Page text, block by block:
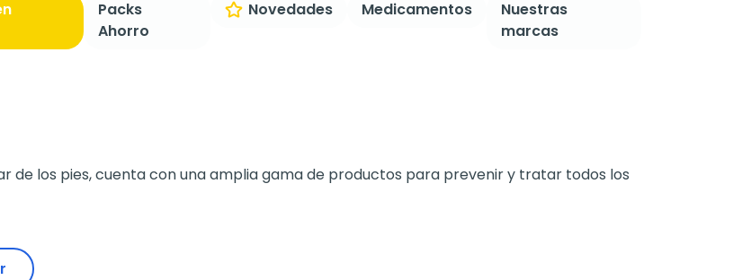
Packs
Ahorro
Novedades Medicamentos
Nuestras
marcas
de los pies, cuenta con una amplia gama de productos para prevenir y tratar todos los